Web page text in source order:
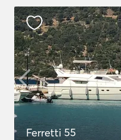
Ferretti 55